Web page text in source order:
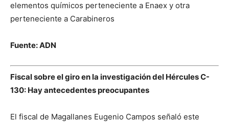
elementos químicos perteneciente a Enaex y otra
perteneciente a Carabineros
Fuente: ADN
Fiscal sobre el giro en la investigación del Hércules C-
130: Hay antecedentes preocupantes
El fiscal de Magallanes Eugenio Campos señaló este